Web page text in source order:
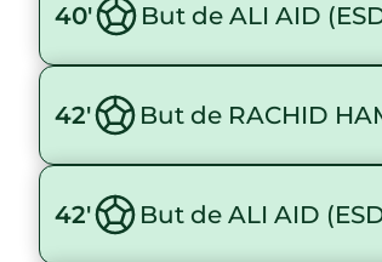
40' But de ALI AID
42' But de RACHID
42' But de ALI AID